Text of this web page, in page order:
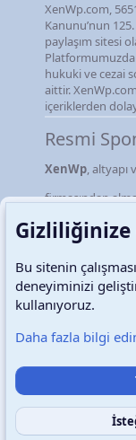
XenWp.com,
Kanunu’nun
paylaşım sitesi
Platformumuzda
hukuki ve cezai
aittir.
içeriklerden
Resmi
XenWp, altyapı
firmasından
Türkçe (TR)
Destek talepleri
Gizlilik politikası
Bu sitenin
deneyiminizi
kullanıyoruz.
Daha fazla bilgi